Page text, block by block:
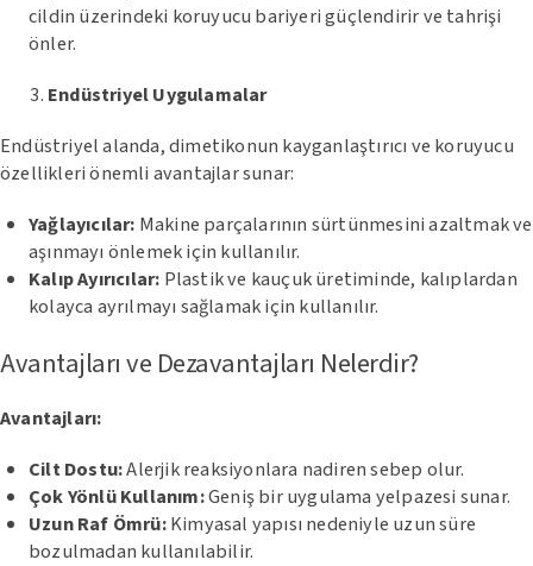
cildin üzerindeki koruyucu bariyeri güçlendirir ve tahrişi
önler.
Endüstriyel Uygulamalar
Endüstriyel alanda, dimetikonun kayganlaştırıcı ve koruyucu
özellikleri önemli avantajlar sunar:
Yağlayıcılar: Makine parçalarının sürtünmesini azaltmak ve
aşınmayı önlemek için kullanılır.
Kalıp Ayırıcılar: Plastik ve kauçuk üretiminde, kalıplardan
kolayca ayrılmayı sağlamak için kullanılır.
Avantajları ve Dezavantajları Nelerdir?
Avantajları:
Cilt Dostu:Alerjik reaksiyonlara nadiren sebep olur.
Çok Yönlü Kullanım:Geniş bir uygulama yelpazesi sunar.
Uzun Raf Ömrü:Kimyasal yapısı nedeniyle uzun süre
bozulmadan kullanılabilir.